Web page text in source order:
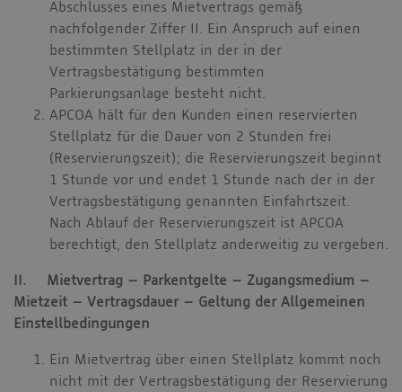
Abschlusses eines Mietvertrags gemäß
nachfolgender Ziffer II. Ein Anspruch auf einen
bestimmten Stellplatz in der in der
Vertragsbestätigung bestimmten
Parkierungsanlage besteht nicht.
APCOA hält für den Kunden einen reservierten
Stellplatz für die Dauer von 2 Stunden frei
(Reservierungszeit); die Reservierungszeit beginnt
1 Stunde vor und endet 1 Stunde nach der in der
Vertragsbestätigung genannten Einfahrtszeit.
Nach Ablauf der Reservierungszeit ist APCOA
berechtigt, den Stellplatz anderweitig zu vergeben.
II. Mietvertrag – Parkentgelte – Zugangsmedium –
Mietzeit – Vertragsdauer – Geltung der Allgemeinen
Einstellbedingungen
Ein Mietvertrag über einen Stellplatz kommt noch
nicht mit der Vertragsbestätigung der Reservierung